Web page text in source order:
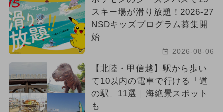
スキー場が滑り放題！2026-27
NSDキッズプログラム募集開
始
2026-08-06
【北陸・甲信越】駅から歩い
て10以内の電車で行ける「道
の駅」11選｜海絶景スポット
も